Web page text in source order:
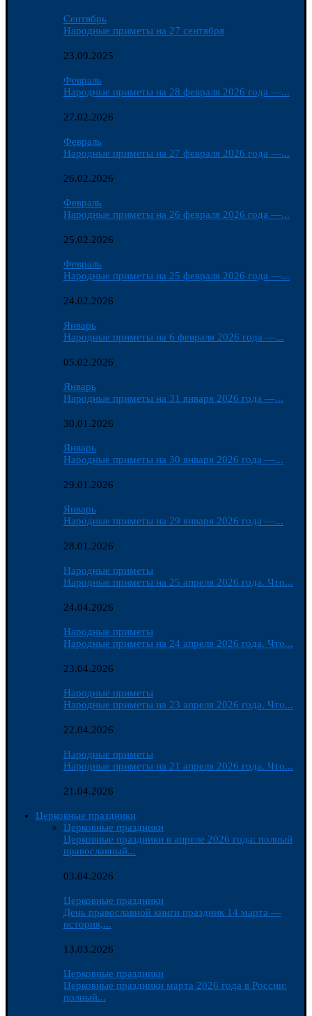
Сентябрь
Народные приметы на 27 сентября
23.09.2025
Февраль
Народные приметы на 28 февраля 2026 года —...
27.02.2026
Февраль
Народные приметы на 27 февраля 2026 года —...
26.02.2026
Февраль
Народные приметы на 26 февраля 2026 года —...
25.02.2026
Февраль
Народные приметы на 25 февраля 2026 года —...
24.02.2026
Январь
Народные приметы на 6 февраля 2026 года —...
05.02.2026
Январь
Народные приметы на 31 января 2026 года —...
30.01.2026
Январь
Народные приметы на 30 января 2026 года —...
29.01.2026
Январь
Народные приметы на 29 января 2026 года —...
28.01.2026
Народные приметы
Народные приметы на 25 апреля 2026 года. Что...
24.04.2026
Народные приметы
Народные приметы на 24 апреля 2026 года. Что...
23.04.2026
Народные приметы
Народные приметы на 23 апреля 2026 года. Что...
22.04.2026
Народные приметы
Народные приметы на 21 апреля 2026 года. Что...
21.04.2026
Церковные праздники
Церковные праздники
Церковные праздники в апреле 2026 года: полный
православный...
03.04.2026
Церковные праздники
День православной книги праздник 14 марта —
история,...
13.03.2026
Церковные праздники
Церковные праздники марта 2026 года в России:
полный...